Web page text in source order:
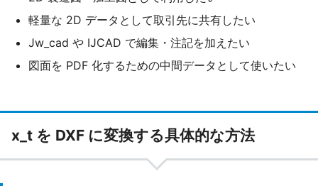
軽量な 2D データとして取引先に共有したい
Jw_cad や IJCAD で編集・注記を加えたい
図面を PDF 化するための中間データとして使いたい
x_t を DXF に変換する具体的な方法